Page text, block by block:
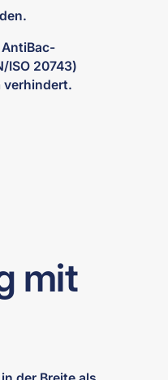
ISO 20743)
verhindert.
mit